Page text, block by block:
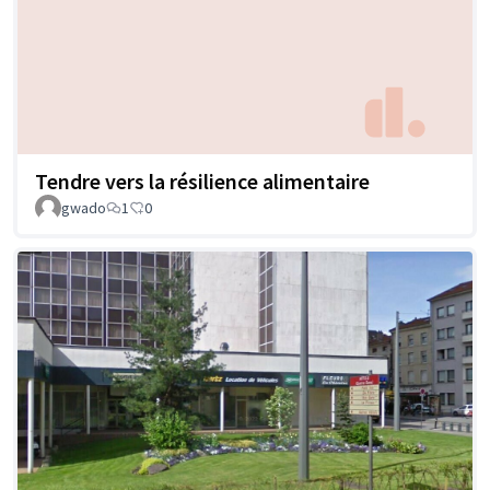
Tendre vers la résilience alimentaire
gwado 1 0